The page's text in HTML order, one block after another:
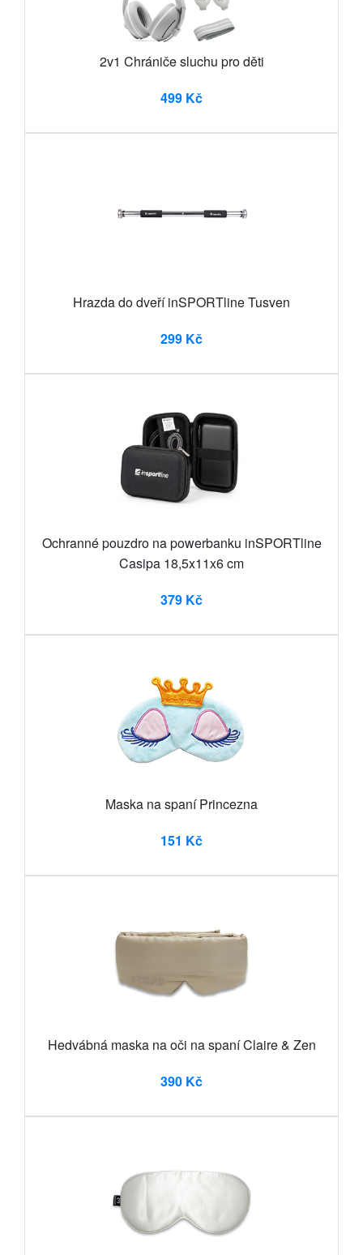
2v1 Chrániče sluchu pro děti
499 Kč
Hrazda do dveří inSPORTline Tusven
299 Kč
Ochranné pouzdro na powerbanku inSPORTline
Casipa 18,5x11x6 cm
379 Kč
Maska na spaní Princezna
151 Kč
Hedvábná maska na oči na spaní Claire & Zen
390 Kč